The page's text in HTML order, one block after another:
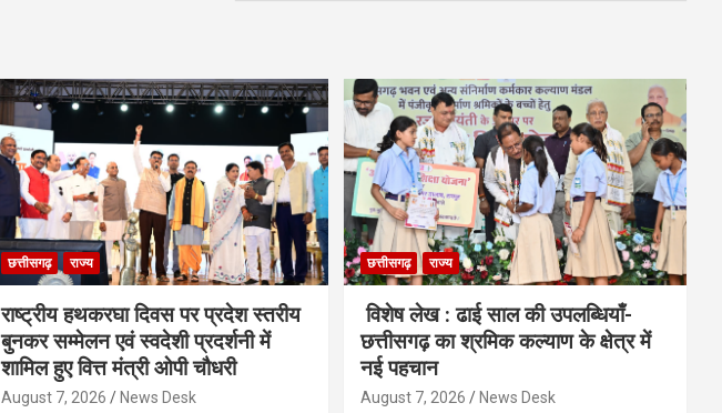
छत्तीसगढ़ राज्य
राष्ट्रीय हथकरघा दिवस पर प्रदेश स्तरीय
बुनकर सम्मेलन एवं स्वदेशी प्रदर्शनी में
शामिल हुए वित्त मंत्री ओपी चौधरी
August 7, 2026 News Desk
छत्तीसगढ़ राज्य
विशेष लेख : ढाई साल की उपलब्धियाँ-
छत्तीसगढ़ का श्रमिक कल्याण के क्षेत्र में
नई पहचान
August 7, 2026 News Desk